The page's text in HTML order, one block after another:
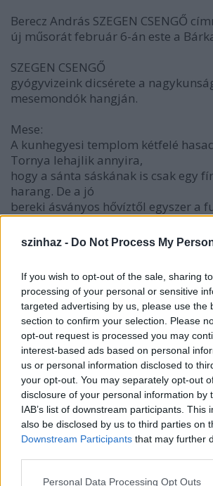
szinhaz - Do Not Process My
If you wish to opt-out of the sale, sharing
processing of your personal or sensitive
targeted advertising by us, please use the
section to confirm your selection. Please
opt-out request is processed you may
interest-based ads based on personal
us or personal information disclosed to
your opt-out. You may separately opt-out
disclosure of your personal information by
IAB’s list of downstream participants. This
also be disclosed by us to third parties on
Downstream Participants that may further
Please note that this website/app uses one
Personal Data Processing Opt Outs
Berecz András SZEGEN CSENGŐ
új műsorát február 6-án este a
SZEGEN CSENGŐ
gyógyvizeink dicsérete a
mesemondók hangján.
Mese:
A kunhegyesi templom kétfelé
Tornya lehajlik annyira,
hogy a sánta sáskának is csak egy
harang. De a jó
bereki ásványos hővíztől egyszer a
alaposan megázik, a
templom összeforr. Görbe tornyok
Messzi szállásokon
a csengők szegen is megszólalnak.
...Jöve az idő, alföldi nagy eső.
magát. Szekeres a
lovait megállítá, ingjét-gatyáját
magas süvegébe
ottan begyúrá, fejébe húzá,
napmeleg vizébe űle.
Süvege vala kinn, meg a fejibűl
elvonúla. A megázott